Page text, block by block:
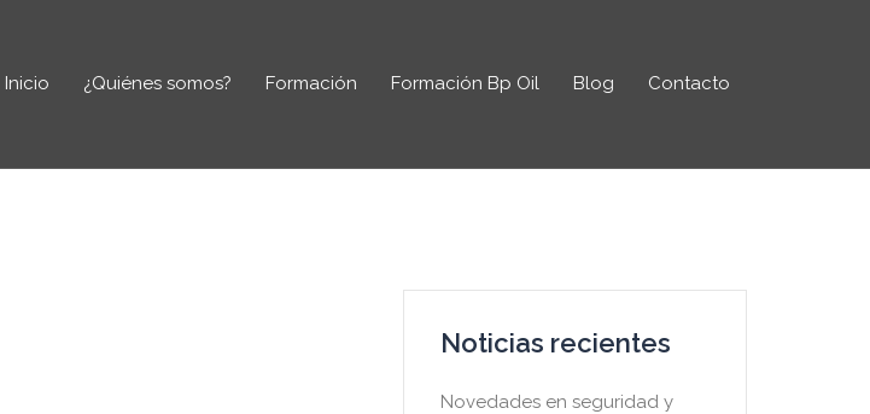
Inicio ¿Quiénes somos? Formación Formación Bp Oil Blog Contacto
Noticias recientes
Novedades en seguridad y